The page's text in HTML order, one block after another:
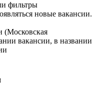
фильтры
новые вакансии.
вакансии, в названии